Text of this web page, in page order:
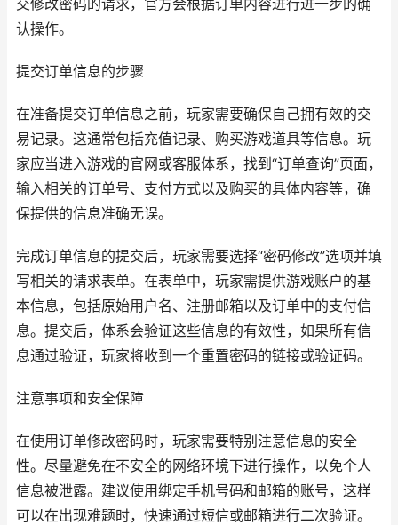
交修改密码的请求，官方会根据订单内容进行进一步的确
认操作。
提交订单信息的步骤
在准备提交订单信息之前，玩家需要确保自己拥有效的交
易记录。这通常包括充值记录、购买游戏道具等信息。玩
家应当进入游戏的官网或客服体系，找到“订单查询”页面，
输入相关的订单号、支付方式以及购买的具体内容等，确
保提供的信息准确无误。
完成订单信息的提交后，玩家需要选择“密码修改”选项并填
写相关的请求表单。在表单中，玩家需提供游戏账户的基
本信息，包括原始用户名、注册邮箱以及订单中的支付信
息。提交后，体系会验证这些信息的有效性，如果所有信
息通过验证，玩家将收到一个重置密码的链接或验证码。
注意事项和安全保障
在使用订单修改密码时，玩家需要特别注意信息的安全
性。尽量避免在不安全的网络环境下进行操作，以免个人
信息被泄露。建议使用绑定手机号码和邮箱的账号，这样
可以在出现难题时，快速通过短信或邮箱进行二次验证。